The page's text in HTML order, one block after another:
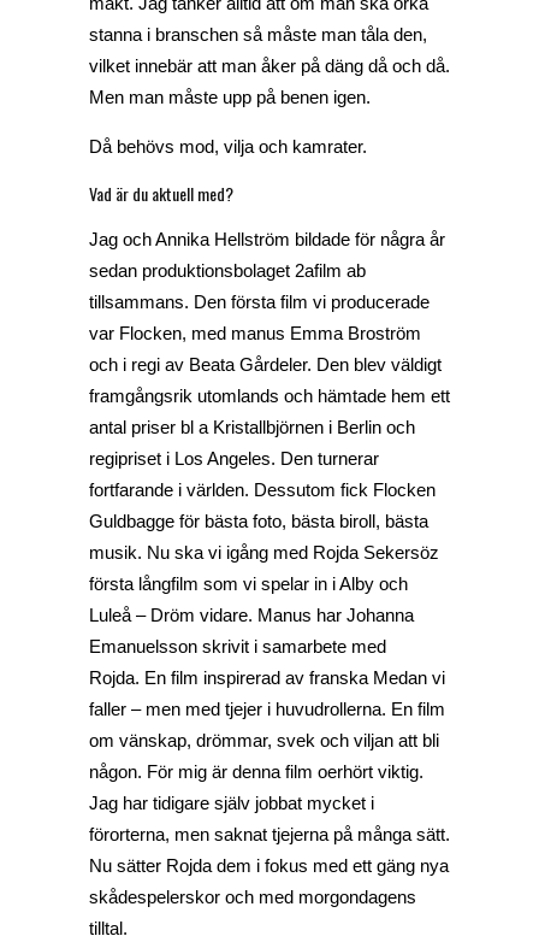
stanna i branschen så måste man tåla den,
vilket innebär att man åker på däng då och då.
Men man måste upp på benen igen.
Då behövs mod, vilja och kamrater.
Vad är du aktuell med?
Jag och Annika Hellström bildade för några år
sedan produktionsbolaget 2afilm ab
tillsammans. Den första film vi producerade
var Flocken, med manus Emma Broström
och i regi av Beata Gårdeler. Den blev väldigt
framgångsrik utomlands och hämtade hem ett
antal priser bl a Kristallbjörnen i Berlin och
regipriset i Los Angeles. Den turnerar
fortfarande i världen. Dessutom fick Flocken
Guldbagge för bästa foto, bästa biroll, bästa
musik. Nu ska vi igång med Rojda Sekersöz
första långfilm som vi spelar in i Alby och
Luleå – Dröm vidare. Manus har Johanna
Emanuelsson skrivit i samarbete med
Rojda. En film inspirerad av franska Medan vi
faller – men med tjejer i huvudrollerna. En film
om vänskap, drömmar, svek och viljan att bli
någon. För mig är denna film oerhört viktig.
Jag har tidigare själv jobbat mycket i
förorterna, men saknat tjejerna på många sätt.
Nu sätter Rojda dem i fokus med ett gäng nya
skådespelerskor och med morgondagens
tilltal.